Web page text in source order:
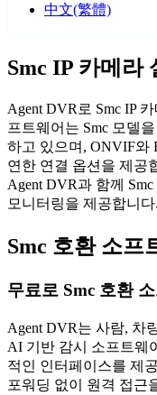
中文(繁體)
Smc IP 카메라
Agent DVR로 Smc IP
프트웨어는 Smc 모델
하고 있으며, ONVIF와
연한 연결 옵션을 제공
Agent DVR과 함께
모니터링을 제공합니다.
Smc 호환 소프
무료로 Smc 호환
Agent DVR는 사람, 차
AI 기반 감시 소프트웨
적인 인터페이스를 제
포워딩 없이 원격 접근